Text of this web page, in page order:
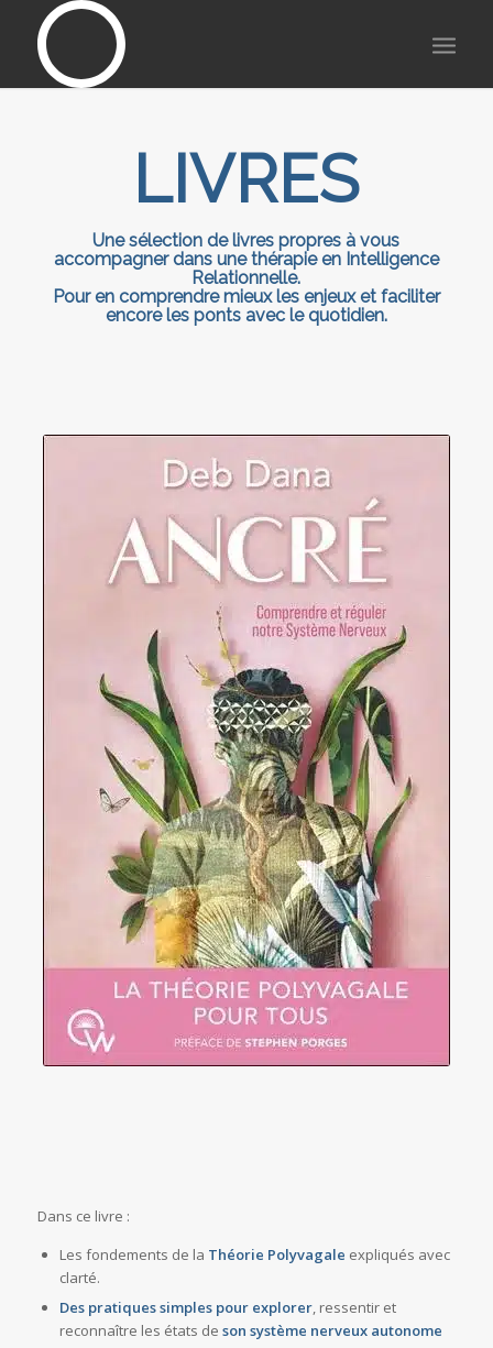
LIVRES
Une sélection de livres propres à vous
accompagner dans une thérapie en Intelligence
Relationnelle.
Pour en comprendre mieux les enjeux et faciliter
encore les ponts avec le quotidien.
Dans ce livre :
Les fondements de la Théorie Polyvagale expliqués avec
clarté.
Des pratiques simples pour explorer, ressentir et
reconnaître les états de son système nerveux autonome